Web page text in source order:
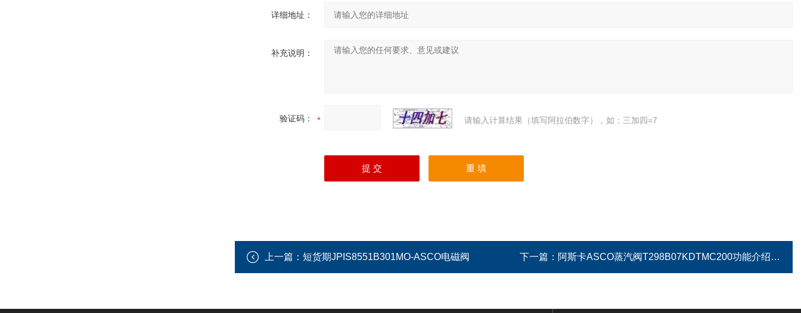
详细地址：
补充说明：
验证码： 请输入计算结果（填写阿拉伯数字），如：三加四=7
上一篇： 短货期JPIS8551B301MO-ASCO电磁阀 下一篇： 阿斯卡ASCO蒸汽阀T298B07KDTMC200功能介绍